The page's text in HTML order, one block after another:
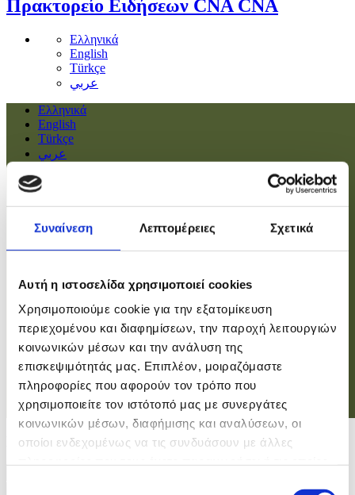
Συναίνεση Λεπτομέρειες Σχετικά
Αυτή η ιστοσελίδα χρησιμοποιεί cookies
Χρησιμοποιούμε cookie για την εξατομίκευση
περιεχομένου και διαφημίσεων, την παροχή λειτουργιών
κοινωνικών μέσων και την ανάλυση της
επισκεψιμότητάς μας. Επιπλέον, μοιραζόμαστε
πληροφορίες που αφορούν τον τρόπο που
χρησιμοποιείτε τον ιστότοπό μας με συνεργάτες
κοινωνικών μέσων, διαφήμισης και αναλύσεων, οι
οποίοι ενδεχομένως να τις συνδυάσουν με άλλες
Πρακτορείο Ειδήσεων CNA CNA
Ελληνικά
English
Türkçe
عربي
Ελληνικά
English
Türkçe
عربي
Αρχική
Πολιτική
Οικονομία
Βουλή
Εσωτερικά
Ευρώπη
Κόσμος
Αθλητικά
Virals
Επιστήμες
Σύνδεση
Σύνδεση